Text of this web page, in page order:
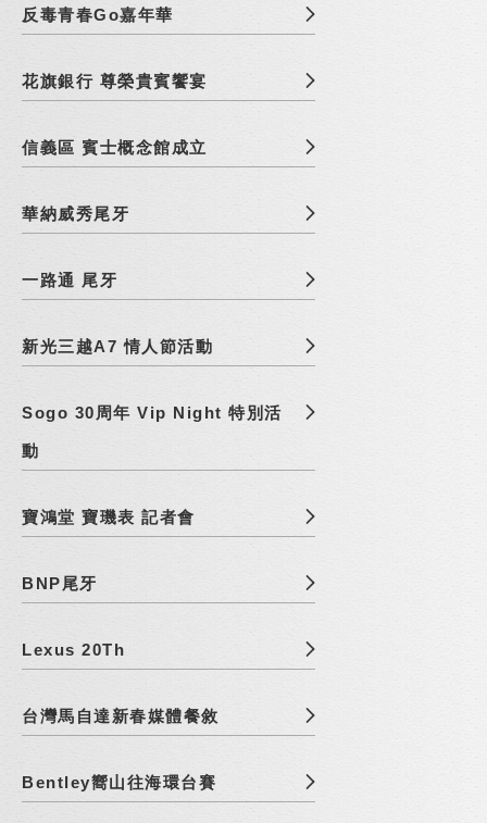
反毒青春Go嘉年華
花旗銀行 尊榮貴賓饗宴
信義區 賓士概念館成立
華納威秀尾牙
一路通 尾牙
新光三越A7 情人節活動
Sogo 30周年 Vip Night 特別活
動
寶鴻堂 寶璣表 記者會
BNP尾牙
Lexus 20Th
台灣馬自達新春媒體餐敘
Bentley嚮山往海環台賽